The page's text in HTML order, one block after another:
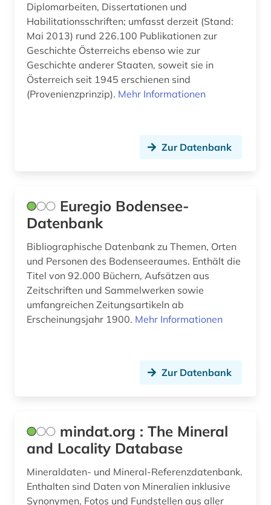
geschichte 1500-2014 (1)
geschichte 1600-1700 (1)
geschichte 1600-1800 (1)
geschichte 1750-1850 (1)
geschichte 1918 - 1989 (1)
geschichte 2000- (1)
geschichte 500-1500 (1)
geschlechterforschung (1)
gesprächsanalyse (1)
gesundheitsvorsorge (1)
gesundheitsökonomie (1)
Diplomarbeiten, Dissertationen und
Habilitationsschriften; umfasst derzeit (Stand:
Mai 2013) rund 226.100 Publikationen zur
Geschichte Österreichs ebenso wie zur
Geschichte anderer Staaten, soweit sie in
Österreich seit 1945 erschienen sind
(Provenienzprinzip). Mehr Informationen
Zur Datenbank
Euregio Bodensee-
Datenbank
Bibliographische Datenbank zu Themen, Orten
und Personen des Bodenseeraumes. Enthält die
Titel von 92.000 Büchern, Aufsätzen aus
Zeitschriften und Sammelwerken sowie
umfangreichen Zeitungsartikeln ab
Erscheinungsjahr 1900. Mehr Informationen
Zur Datenbank
mindat.org : The Mineral
and Locality Database
Mineraldaten- und Mineral-Referenzdatenbank.
Enthalten sind Daten von Mineralien inklusive
Synonymen, Fotos und Fundstellen aus aller